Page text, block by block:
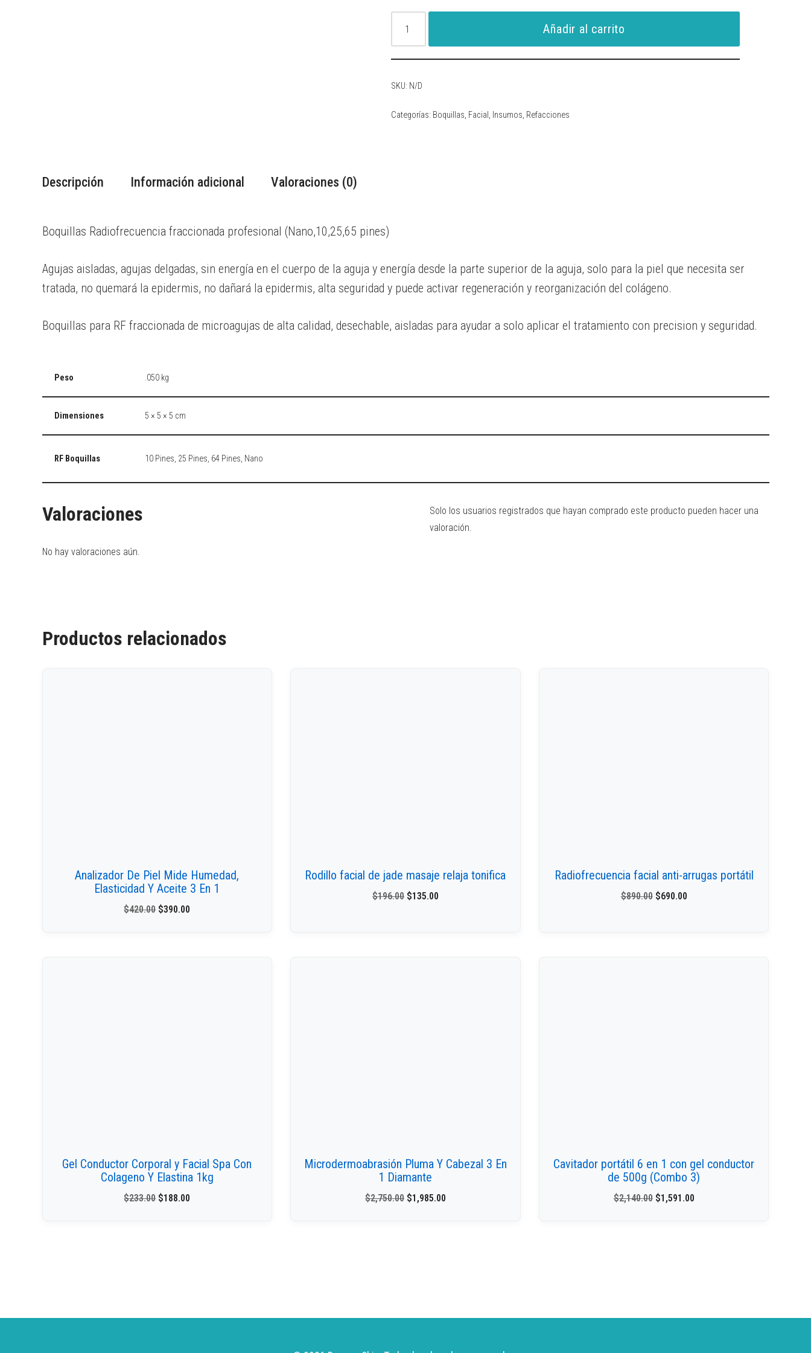
Añadir al carrito
SKU: N/D
Categorías: Boquillas, Facial , Insumos, Refacciones
Descripción Información adicional Valoraciones (0)
Boquillas Radiofrecuencia fraccionada profesional (Nano,10,25,65 pines)
Agujas aisladas, agujas delgadas, sin energía en el cuerpo de la aguja y energía desde la parte superior de la aguja, solo para la piel que necesita ser
tratada, no quemará la epidermis, no dañará la epidermis, alta seguridad y puede activar regeneración y reorganización del colágeno.
Boquillas para RF fraccionada de microagujas de alta calidad, desechable, aisladas para ayudar a solo aplicar el tratamiento con precision y seguridad.
Peso .050 kg
Dimensiones 5 × 5 × 5 cm
RF Boquillas 10 Pines, 25 Pines, 64 Pines, Nano
Valoraciones
No hay valoraciones aún.
Solo los usuarios registrados que hayan comprado este producto pueden hacer una
valoración.
Productos relacionados
Analizador De Piel Mide Humedad,
Elasticidad Y Aceite 3 En 1
$420.00 $390.00
Rodillo facial de jade masaje relaja tonifica
$196.00 $135.00
Radiofrecuencia facial anti-arrugas portátil
$890.00 $690.00
Gel Conductor Corporal y Facial Spa Con
Colageno Y Elastina 1kg
$233.00 $188.00
Microdermoabrasión Pluma Y Cabezal 3 En
1 Diamante
$2,750.00 $1,985.00
Cavitador portátil 6 en 1 con gel conductor
de 500g (Combo 3)
$2,140.00 $1,591.00